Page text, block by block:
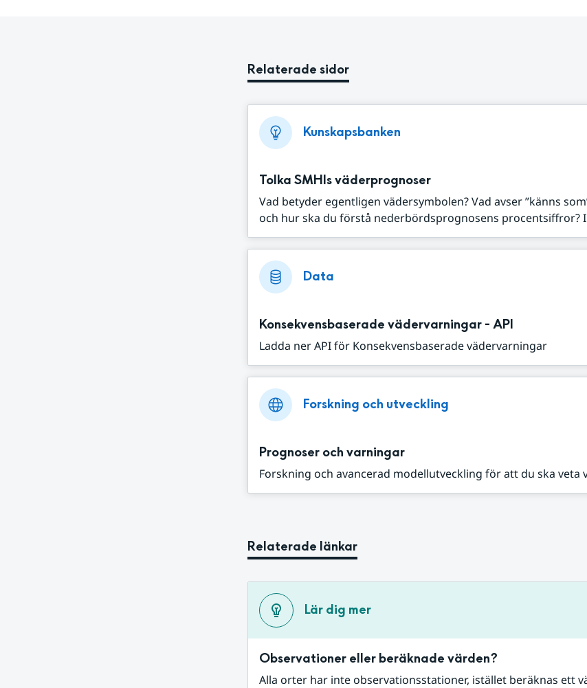
Relaterade sidor
Kunskapsbanken
Tolka SMHIs väderprognoser
Vad betyder egentligen vädersymbolen? Vad avser ”känns
och hur ska du förstå nederbördsprognosens procentsiffror? I
Data
Konsekvensbaserade vädervarningar - API
Ladda ner API för Konsekvensbaserade vädervarningar
Forskning och utveckling
Prognoser och varningar
Forskning och avancerad modellutveckling för att du ska veta
Relaterade länkar
Lär dig mer
Observationer eller beräknade värden?
Alla orter har inte observationsstationer, istället beräknas ett